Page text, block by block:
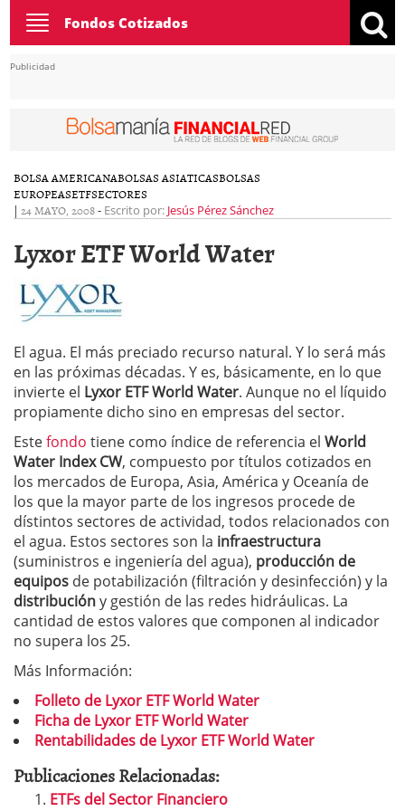
Toggle
navigation
Fondos Cotizados
Publicidad
BOLSA AMERICANABOLSAS ASIATICASBOLSAS
EUROPEASETFSECTORES
| 24 MAYO, 2008- Escrito por: Jesús Pérez Sánchez
Lyxor ETF World Water
El agua. El más preciado recurso natural. Y lo será más
en las próximas décadas. Y es, básicamente, en lo que
invierte el Lyxor ETF World Water. Aunque no el líquido
propiamente dicho sino en empresas del sector.
Estefondo tiene como índice de referencia el World
Water Index CW, compuesto por títulos cotizados en
los mercados de Europa, Asia, América y Oceanía de
los que la mayor parte de los ingresos procede de
dístintos sectores de actividad, todos relacionados con
el agua. Estos sectores son la infraestructura
(suministros e ingeniería del agua), producción de
equipos de potabilización (filtración y desinfección) y la
distribucióny gestión de las redes hidráulicas. La
cantidad de estos valores que componen al indicador
no supera los 25.
Más Información:
Folleto de Lyxor ETF World Water
Ficha de Lyxor ETF World Water
Rentabilidades de Lyxor ETF World Water
Publicaciones Relacionadas:
ETFs del Sector Financiero